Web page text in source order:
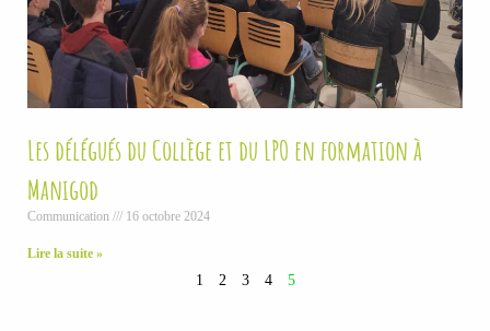
Les délégués du Collège et du LPO en formation à
Manigod
Communication 16 octobre 2024
Lire la suite »
1 2 3 4 5